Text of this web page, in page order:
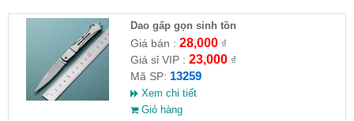
Dao gấp gọn sinh tồn
Giá bán : 28,000₫
Giá sỉ VIP : 23,000₫
Mã SP: 13259
Xem chi tiết
Giỏ hàng